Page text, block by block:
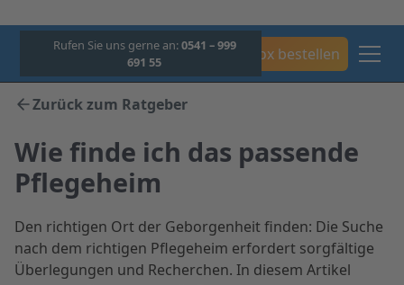
Rufen Sie uns gerne an:0541 – 999
691 55
Box bestellen
Zurück zum Ratgeber
Wie finde ich das passende
Pflegeheim
Den richtigen Ort der Geborgenheit finden: Die Suche
nach dem richtigen Pflegeheim erfordert sorgfältige
Überlegungen und Recherchen. In diesem Artikel